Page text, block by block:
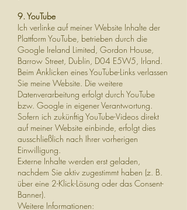
9. YouTube
Ich verlinke auf meiner Website Inhalte der
Plattform YouTube, betrieben durch die
Google Ireland Limited, Gordon House,
Barrow Street, Dublin, D04 E5W5, Irland.
Beim Anklicken eines YouTube-Links verlassen
Sie meine Website. Die weitere
Datenverarbeitung erfolgt durch YouTube
bzw. Google in eigener Verantwortung.
Sofern ich zukünftig YouTube-Videos direkt
auf meiner Website einbinde, erfolgt dies
ausschließlich nach Ihrer vorherigen
Einwilligung.
Externe Inhalte werden erst geladen,
nachdem Sie aktiv zugestimmt haben (z. B.
über eine 2-Klick-Lösung oder das Consent-
Banner).
Weitere Informationen: